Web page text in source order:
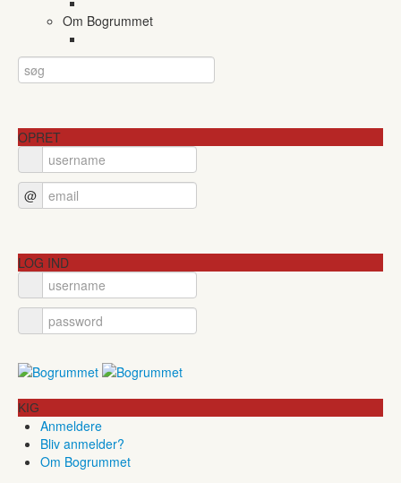
Om Bogrummet
OPRET
@
LOG IND
KIG
Anmeldere
Bliv anmelder?
Om Bogrummet